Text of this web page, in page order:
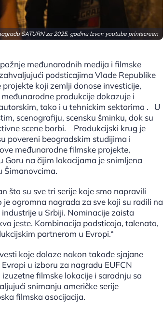
SATURN za 2025. godinu Izvor: youtube printscreen
međunarodnih medija i filmske
podsticajima Vlade Republike
koji zemlji donose investicije,
produkcije dokazuje i
tako i u tehnickim sektorima . U
scenografiju, scensku šminku, dok su
scene borbi. Produkcijski krug je
povereni beogradskim studijima i
međunarodne filmske projekte,
Goru na čijim lokacijama je snimljena
Šimanovcima.
što su sve tri serije koje smo napravili
ogromna nagrada za sve koji su radili na
u Srbiji. Nominacije zaista
jeste. Kombinacija podsticaja, talenata,
partnerom u Evropi.“
koje dolaze nakon takođe sjajane
u izboru za nagradu EUFCN
filmske lokacije i saradnju sa
snimanju američke serije
filmska asocijacija.